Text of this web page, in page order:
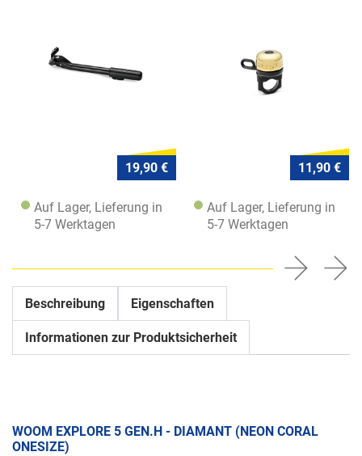
19,90 €
Auf Lager, Lieferung in
5-7 Werktagen
11,90 €
Auf Lager, Lieferung in
5-7 Werktagen
Beschreibung Eigenschaften
Informationen zur Produktsicherheit
WOOM EXPLORE 5 GEN.H - DIAMANT (NEON CORAL
ONESIZE)